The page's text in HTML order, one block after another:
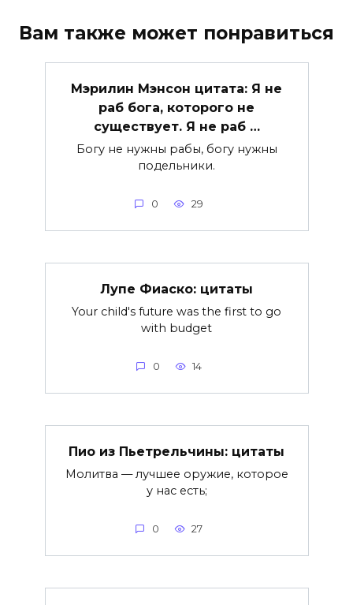
Вам также может понравиться
Мэрилин Мэнсон цитата: Я не
раб бога, которого не
существует. Я не раб …
Богу не нужны рабы, богу нужны
подельники.
0 29
Лупе Фиаско: цитаты
Your child's future was the first to go
with budget
0 14
Пио из Пьетрельчины: цитаты
Молитва — лучшее оружие, которое
у нас есть;
0 27